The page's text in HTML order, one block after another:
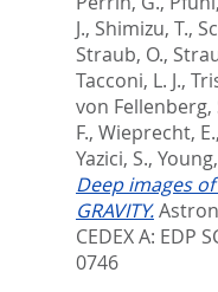
J., Shimizu, T.,
Straub, O.,
Tacconi, L. J.,
von Fellenberg,
F., Wieprecht, E.,
Yazici, S.,
Deep images
GRAVITY.
CEDEX A: EDP
0746